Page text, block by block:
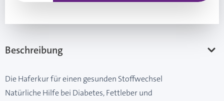
Beschreibung
Die Haferkur für einen gesunden Stoffwechsel
Natürliche Hilfe bei Diabetes, Fettleber und